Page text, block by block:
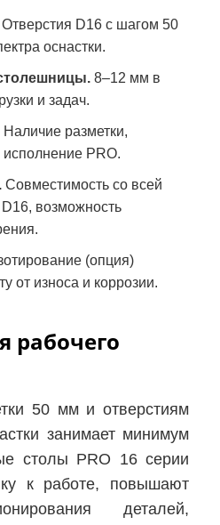
Отверстия D16 с шагом 50
оснастки.
8–12 мм в
и задач.
Наличие разметки,
PRO.
Совместимость со всей
возможность
(опция)
от износа и коррозии.
рабочего
50 мм и отверстиям
занимает минимум
столы PRO 16 серии
к работе, повышают
деталей,